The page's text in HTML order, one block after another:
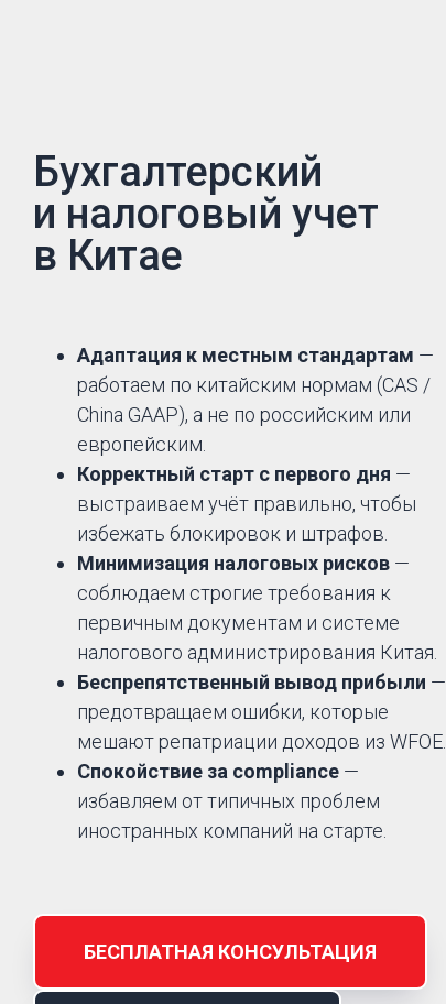
Бухгалтерский
и налоговый учет
в Китае
Адаптация к местным стандартам —
работаем по китайским нормам (CAS /
China GAAP), а не по российским или
европейским.
Корректный старт с первого дня —
выстраиваем учёт правильно, чтобы
избежать блокировок и штрафов.
Минимизация налоговых рисков —
соблюдаем строгие требования к
первичным документам и системе
налогового администрирования Китая.
Беспрепятственный вывод прибыли —
предотвращаем ошибки, которые
мешают репатриации доходов из WFOE.
Спокойствие за compliance —
избавляем от типичных проблем
иностранных компаний на старте.
БЕСПЛАТНАЯ КОНСУЛЬТАЦИЯ